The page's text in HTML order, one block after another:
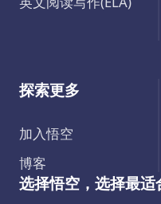
探索更多
加入悟空
博客
选择悟空，选择最